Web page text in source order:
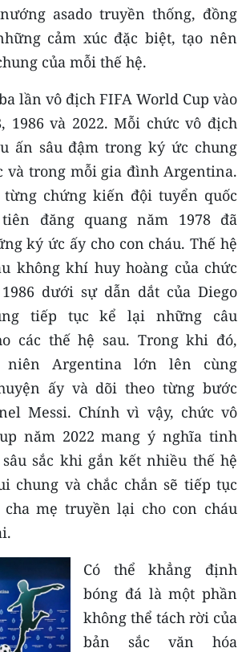
asado truyền thống, đồng
cảm xúc đặc biệt, tạo nên
của mỗi thế hệ.
lần vô địch FIFA World Cup vào
1986 và 2022. Mỗi chức vô địch
ấn sâu đậm trong ký ức chung
và trong mỗi gia đình Argentina.
chứng kiến đội tuyển quốc
đăng quang năm 1978 đã
ký ức ấy cho con cháu. Thế hệ
không khí huy hoàng của chức
dưới sự dẫn dắt của Diego
tiếp tục kể lại những câu
các thế hệ sau. Trong khi đó,
niên Argentina lớn lên cùng
ấy và dõi theo từng bước
Messi. Chính vì vậy, chức vô
năm 2022 mang ý nghĩa tinh
sắc khi gắn kết nhiều thế hệ
chung và chắc chắn sẽ tiếp tục
cha mẹ truyền lại cho con cháu
Có thể khẳng định
bóng đá là một phần
không thể tách rời của
bản sắc văn hóa